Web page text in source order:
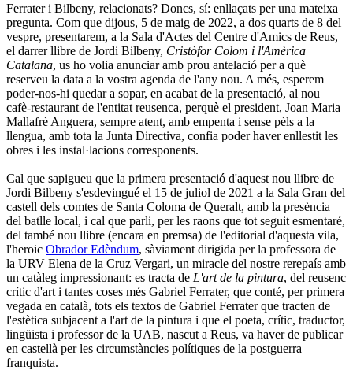
Ferrater i Bilbeny, relacionats? Doncs, sí: enllaçats per una mateixa
pregunta. Com que dijous, 5 de maig de 2022, a dos quarts de 8 del
vespre, presentarem, a la Sala d'Actes del Centre d'Amics de Reus,
el darrer llibre de Jordi Bilbeny, Cristòfor Colom i l'Amèrica
Catalana, us ho volia anunciar amb prou antelació per a què
reserveu la data a la vostra agenda de l'any nou. A més, esperem
poder-nos-hi quedar a sopar, en acabat de la presentació, al nou
cafè-restaurant de l'entitat reusenca, perquè el president, Joan Maria
Mallafrè Anguera, sempre atent, amb empenta i sense pèls a la
llengua, amb tota la Junta Directiva, confia poder haver enllestit les
obres i les instal·lacions corresponents.
Cal que sapigueu que la primera presentació d'aquest nou llibre de
Jordi Bilbeny s'esdevingué el 15 de juliol de 2021 a la Sala Gran del
castell dels comtes de Santa Coloma de Queralt, amb la presència
del batlle local, i cal que parli, per les raons que tot seguit esmentaré,
del també nou llibre (encara en premsa) de l'editorial d'aquesta vila,
l'heroic Obrador Edèndum, sàviament dirigida per la professora de
la URV Elena de la Cruz Vergari, un miracle del nostre rerepaís amb
un catàleg impressionant: es tracta de L'art de la pintura, del reusenc
crític d'art i tantes coses més Gabriel Ferrater, que conté, per primera
vegada en català, tots els textos de Gabriel Ferrater que tracten de
l'estètica subjacent a l'art de la pintura i que el poeta, crític, traductor,
lingüista i professor de la UAB, nascut a Reus, va haver de publicar
en castellà per les circumstàncies polítiques de la postguerra
franquista.